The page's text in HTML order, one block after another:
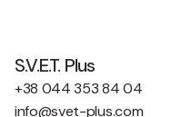
S.V.E.T. Plus
+38 044 353 84 04
info@svet-plus.com